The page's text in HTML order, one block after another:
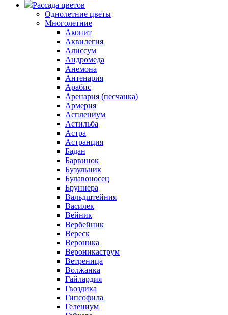
Рассада цветов
Однолетние цветы
Многолетние
Аконит
Аквилегия
Алиссум
Андромеда
Анемона
Антенария
Арабис
Аренария (песчанка)
Армерия
Асплениум
Астильба
Астра
Астранция
Бадан
Барвинок
Бузульник
Булавоносец
Бруннера
Вальдштейния
Василек
Вейник
Вербейник
Вереск
Вероника
Вероникаструм
Ветреница
Волжанка
Гайлардия
Гвоздика
Гипсофила
Гелениум